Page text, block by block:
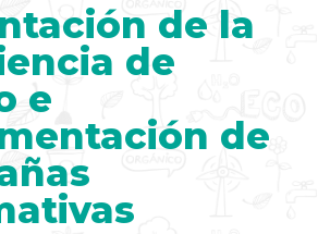
de la
de
e
de